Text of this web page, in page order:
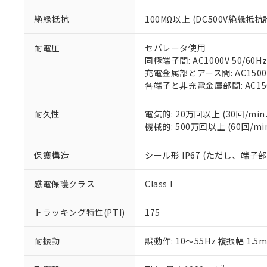
絶縁抵抗 100MΩ以上 (DC500V絶縁抵抗
耐電圧
セパレータ使用
同極端子間: AC1000V 50/
充電金属部とアース間:
各端子と非充電金属部間:
耐久性
電気的: 20万回以上 (30回/
機械的: 500万回以上 (60回/
保護構造 シール形 IP67 (ただし、端子
感電保護クラス Class I
トラッキング特性(PTI) 175
耐振動 誤動作: 10～55Hz 複振幅
当社制御機
在庫状況お
正式な納期
当社販売員
オムロン制
在庫状況お
す。
マイパーツ
ている必要
お客様が当
が、当社の
いる法人を
六価クロム(Cr(Ⅵ))
フタル酸ビス(2-エチル
ル（DBP） 1000ppm
但し、RoHS指令で産
フタル酸エステル類の
※2 対応予定月
部品在庫の切り替
※3 非含有証明
※本証明書は発行
また、RoHS指令
混在することから
*中国RoHS10物質の基
Pb(鉛) :1000ppm、
DBP(フタル酸ジブチル
DEHP(フタル酸ビス(2-
※2 環境保護使
「ｅ」：有害物質
「10」：通常の使
味します。
「－」：未確認で
う）を輸出
などの必要な
当社は規制
置等に一切使
当社は、貴
また当社は
たしません。
記
号
説明
○
△ 一定数に
機器販
白